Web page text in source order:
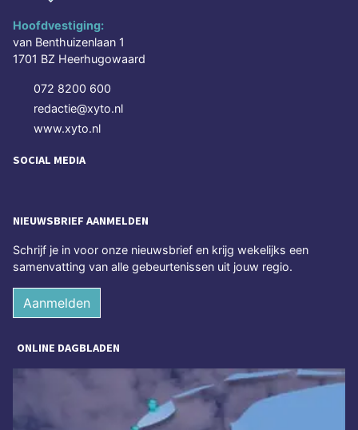
Hoofdvestiging:
van Benthuizenlaan 1
1701 BZ Heerhugowaard
072 8200 600
redactie@xyto.nl
www.xyto.nl
SOCIAL MEDIA
NIEUWSBRIEF AANMELDEN
Schrijf je in voor onze nieuwsbrief en krijg wekelijks een
samenvatting van alle gebeurtenissen uit jouw regio.
Aanmelden
ONLINE DAGBLADEN